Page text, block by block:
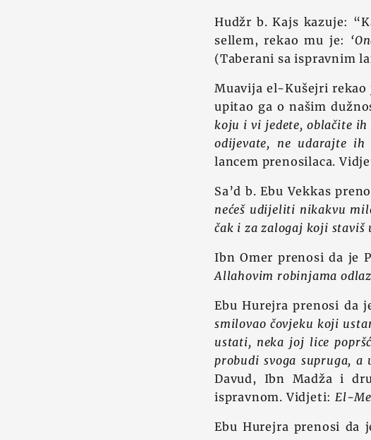
Hudžr b. Kajs kazuje:
sellem, rekao mu je:
(Taberani sa ispravnim
Muavija el-Kušejri rekao
upitao ga o našim
koju i vi jedete, oblačite
odijevate, ne udarajte
lancem prenosilaca.
Sa’d b. Ebu Vekkas
nećeš udijeliti nikakvu
čak i za zalogaj koji staviš
Ibn Omer prenosi da je
Allahovim robinjama
Ebu Hurejra prenosi da
smilovao čovjeku koji
ustati, neka joj lice
probudi svoga supruga, a
Davud, Ibn Madža i
ispravnom. Vidjeti:El-
Ebu Hurejra prenosi da